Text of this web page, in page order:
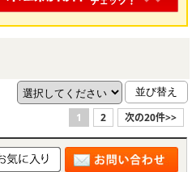
1
2 次の20件>>